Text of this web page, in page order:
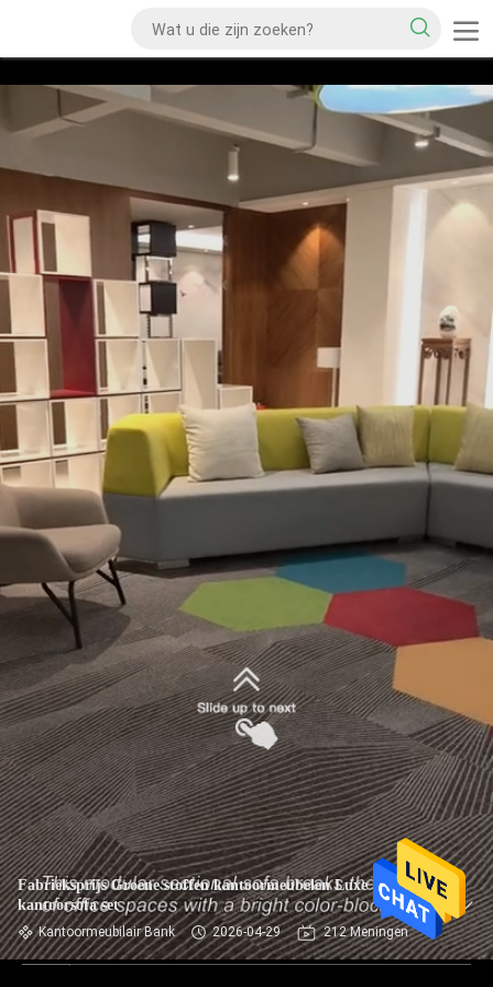
Fabrieksprijs Groene stoffen kantoormeubelen Luxe
kantoorsofa set
Kantoormeubilair Bank 2026-04-29 212 Meningen